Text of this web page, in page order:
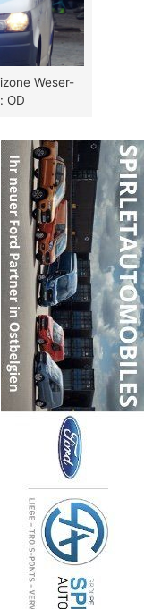
Weser-
OD